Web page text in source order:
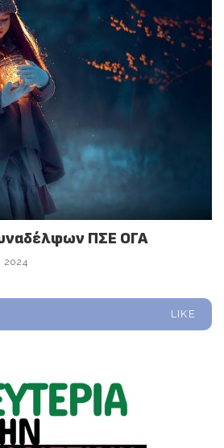
ΠΣΕ ΟΓΑ
2024
LIKE